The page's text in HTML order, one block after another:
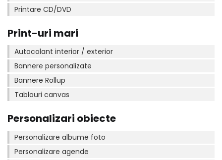
Printare CD/DVD
Print-uri mari
Autocolant interior / exterior
Bannere personalizate
Bannere Rollup
Tablouri canvas
Personalizari obiecte
Personalizare albume foto
Personalizare agende